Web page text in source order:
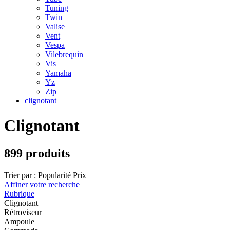
Tuning
Twin
Valise
Vent
Vespa
Vilebrequin
Vis
Yamaha
Yz
Zip
clignotant
Clignotant
899 produits
Trier par : Popularité Prix
Affiner votre recherche
Rubrique
Clignotant
Rétroviseur
Ampoule